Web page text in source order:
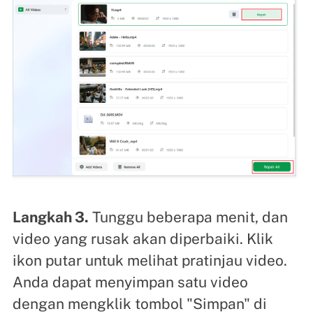
Langkah 3. Tunggu beberapa menit, dan
video yang rusak akan diperbaiki. Klik
ikon putar untuk melihat pratinjau video.
Anda dapat menyimpan satu video
dengan mengklik tombol "Simpan" di